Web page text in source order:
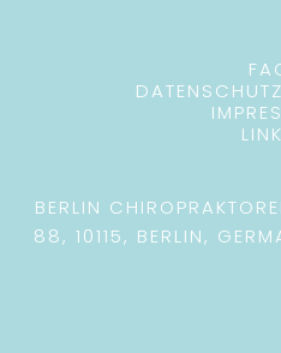
BERLIN
8, 10115, BERLIN,